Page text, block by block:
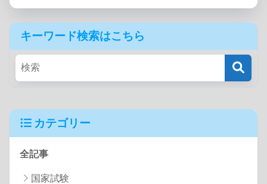
キーワード検索はこちら
カテゴリー
全記事
国家試験